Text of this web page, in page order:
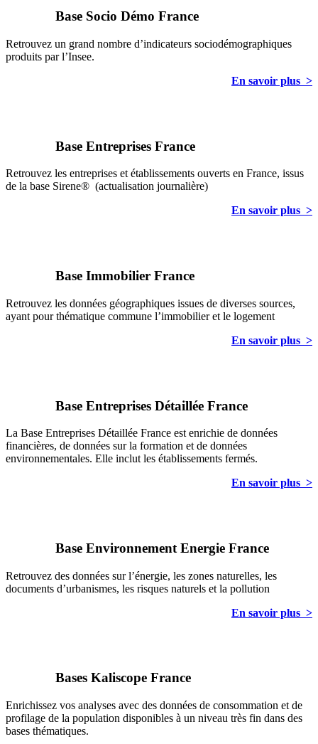
Base Socio Démo France
Retrouvez un grand nombre d’indicateurs sociodémographiques
produits par l’Insee.
En savoir plus >
Base Entreprises France
Retrouvez les entreprises et établissements ouverts en France, issus
de la base Sirene® (actualisation journalière)
En savoir plus >
Base Immobilier France
Retrouvez les données géographiques issues de diverses sources,
ayant pour thématique commune l’immobilier et le logement
En savoir plus >
Base Entreprises Détaillée France
La Base Entreprises Détaillée France est enrichie de données
financières, de données sur la formation et de données
environnementales. Elle inclut les établissements fermés.
En savoir plus >
Base Environnement Energie France
Retrouvez des données sur l’énergie, les zones naturelles, les
documents d’urbanismes, les risques naturels et la pollution
En savoir plus >
Bases Kaliscope France
Enrichissez vos analyses avec des données de consommation et de
profilage de la population disponibles à un niveau très fin dans des
bases thématiques.